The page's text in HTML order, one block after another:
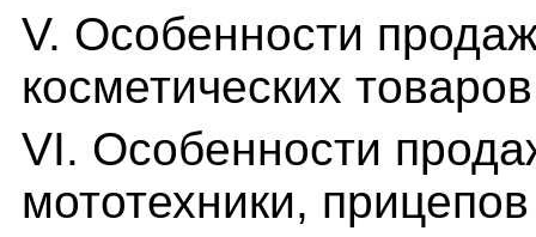
V. Особенности
косметических товаров
VI. Особенности
мототехники,